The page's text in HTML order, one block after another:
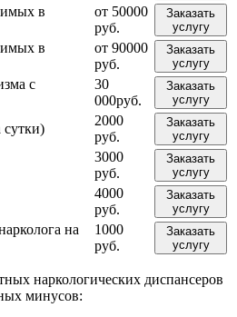
в
от 50000
руб.
Заказать
услугу
в
от 90000
руб.
Заказать
услугу
с
30
000руб.
Заказать
услугу
2000
руб.
Заказать
услугу
3000
руб.
Заказать
услугу
4000
руб.
Заказать
услугу
на
1000
руб.
Заказать
услугу
наркологических диспансеров
минусов: